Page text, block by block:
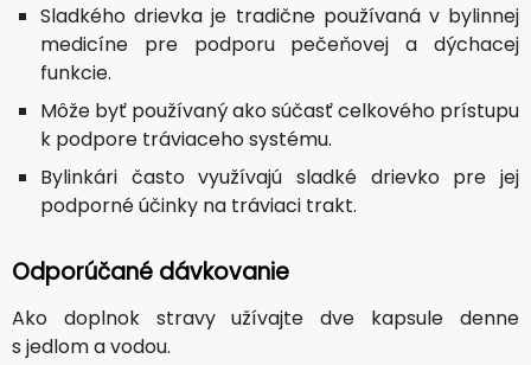
Sladkého drievka je tradične používaná v bylinnej
medicíne pre podporu pečeňovej a dýchacej
funkcie.
Môže byť používaný ako súčasť celkového prístupu
k podpore tráviaceho systému.
Bylinkári často využívajú sladké drievko pre jej
podporné účinky na tráviaci trakt.
Odporúčané dávkovanie
Ako doplnok stravy užívajte dve kapsule denne
s jedlom a vodou.